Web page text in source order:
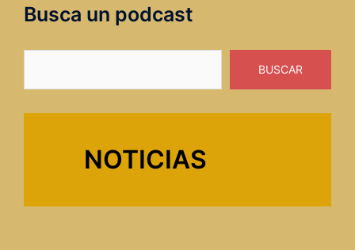
Busca un podcast
BUSCAR
NOTICIAS